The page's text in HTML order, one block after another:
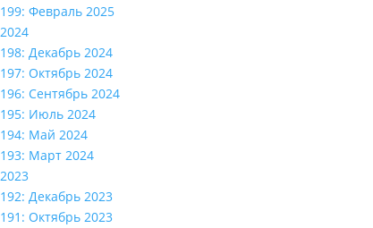
199: Февраль 2025
2024
198: Декабрь 2024
197: Октябрь 2024
196: Сентябрь 2024
195: Июль 2024
194: Май 2024
193: Март 2024
2023
192: Декабрь 2023
191: Октябрь 2023